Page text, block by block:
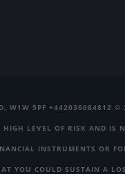
W1W 5PF +442036084812 ©
LEVEL OF RISK AND
INSTRUMENTS OR
YOU COULD SUSTAIN A